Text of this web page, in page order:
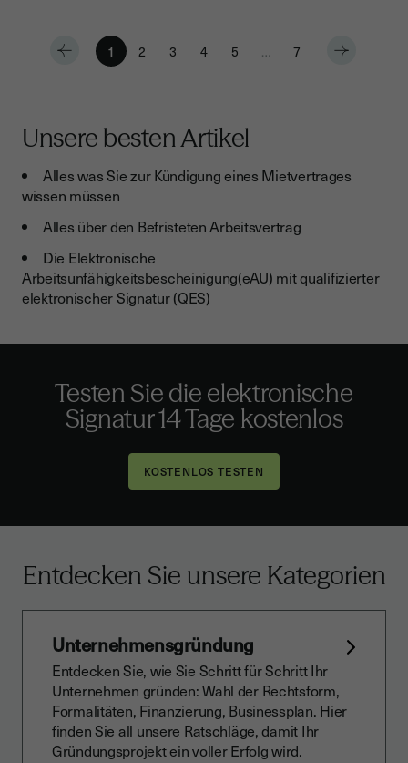
1 2 3 4 5 … 7
Unsere besten Artikel
Alles was Sie zur Kündigung eines Mietvertrages
wissen müssen
Alles über den Befristeten Arbeitsvertrag
Die Elektronische
Arbeitsunfähigkeitsbescheinigung(eAU) mit qualifizierter
elektronischer Signatur (QES)
Testen Sie die elektronische
Signatur 14 Tage kostenlos
Entdecken Sie unsere Kategorien
Unternehmensgründung
Entdecken Sie, wie Sie Schritt für Schritt Ihr
Unternehmen gründen: Wahl der Rechtsform,
Formalitäten, Finanzierung, Businessplan. Hier
finden Sie all unsere Ratschläge, damit Ihr
Gründungsprojekt ein voller Erfolg wird.